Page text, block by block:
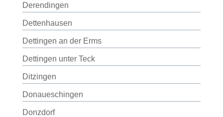
Derendingen
Dettenhausen
Dettingen an der Erms
Dettingen unter Teck
Ditzingen
Donaueschingen
Donzdorf